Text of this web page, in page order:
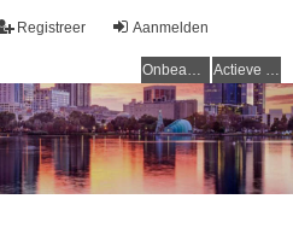
Aanmelden
Registreer
Onbeantwoorde onderwerpen Actieve onderwerpen